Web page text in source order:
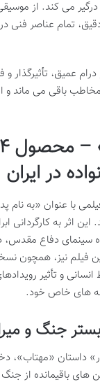
می کند. از
تمام عناصر فنی
عمیق،
باقی می ماند و
در ایران
با عنوان «به نام
این اثر به کارگردانی
فیلم نیز، همچون
و تأثیر
های خاص خود.
جنگ و
داستان
های باقیمانده از